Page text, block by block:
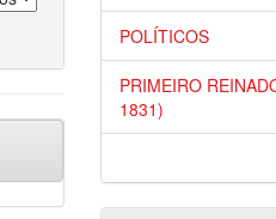
POLÍTICOS
PRIMEIRO
1831)